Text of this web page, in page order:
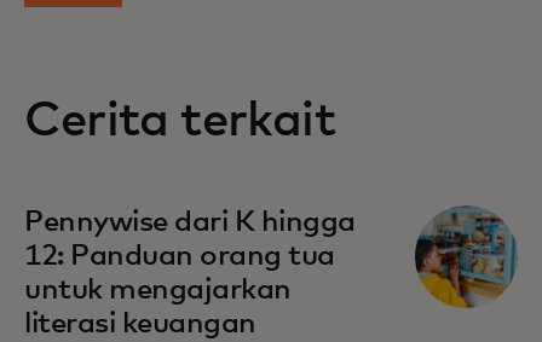
Cerita terkait
Pennywise dari K hingga
12: Panduan orang tua
untuk mengajarkan
literasi keuangan